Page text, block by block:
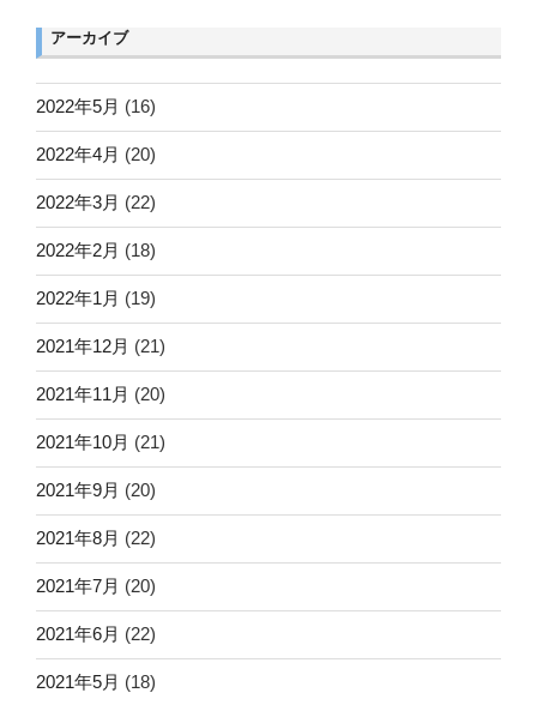
アーカイブ
2022年5月 (16)
2022年4月 (20)
2022年3月 (22)
2022年2月 (18)
2022年1月 (19)
2021年12月 (21)
2021年11月 (20)
2021年10月 (21)
2021年9月 (20)
2021年8月 (22)
2021年7月 (20)
2021年6月 (22)
2021年5月 (18)